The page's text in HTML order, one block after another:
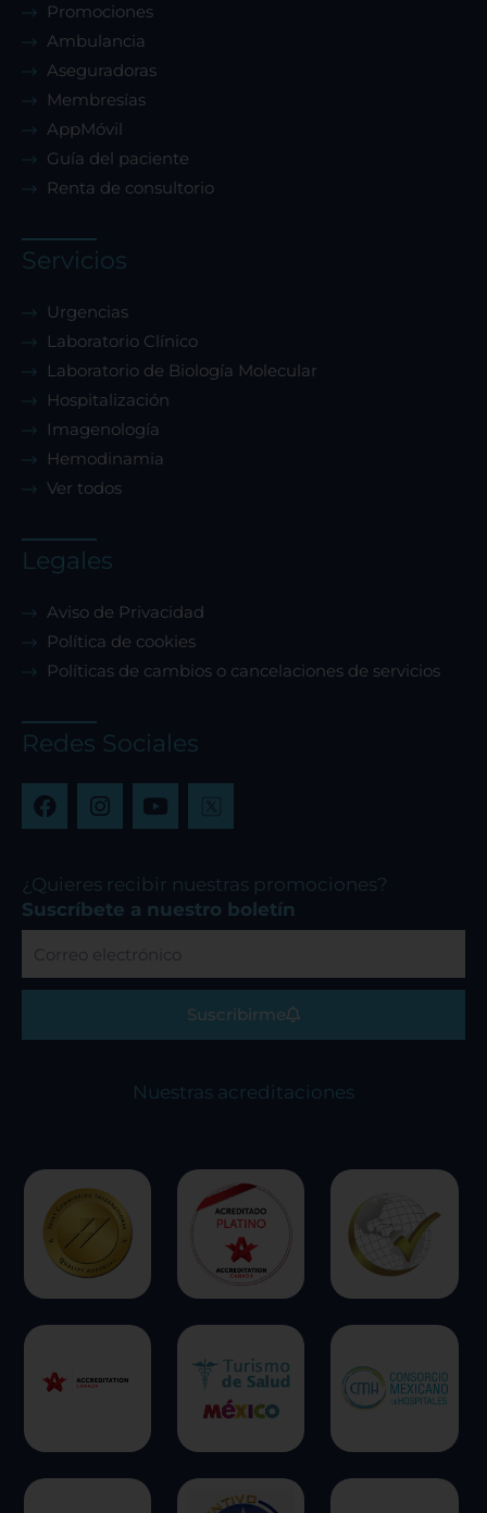
Promociones
Ambulancia
Aseguradoras
Membresías
AppMóvil
Guía del paciente
Renta de consultorio
Servicios
Urgencias
Laboratorio Clínico
Laboratorio de Biología Molecular
Hospitalización
Imagenología
Hemodinamia
Ver todos
Legales
Aviso de Privacidad
Política de cookies
Políticas de cambios o cancelaciones de servicios
Redes Sociales
F
a
b
o
o
k
I
n
a
g
r
a
m
Y
o
u
b
e
¿Quieres recibir nuestras promociones?
Suscríbete a nuestro boletín
electrónico
Suscribirme
Nuestras acreditaciones